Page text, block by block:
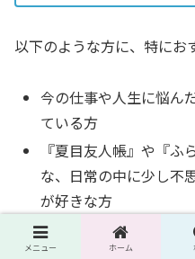
以下のような方に、特にお
今の仕事や人生に悩ん
ている方
『夏目友人帳』や『ふ
な、日常の中に少し不
が好きな方
『バクマン。』や『映
に、クリエイターの創
メニュー ホーム